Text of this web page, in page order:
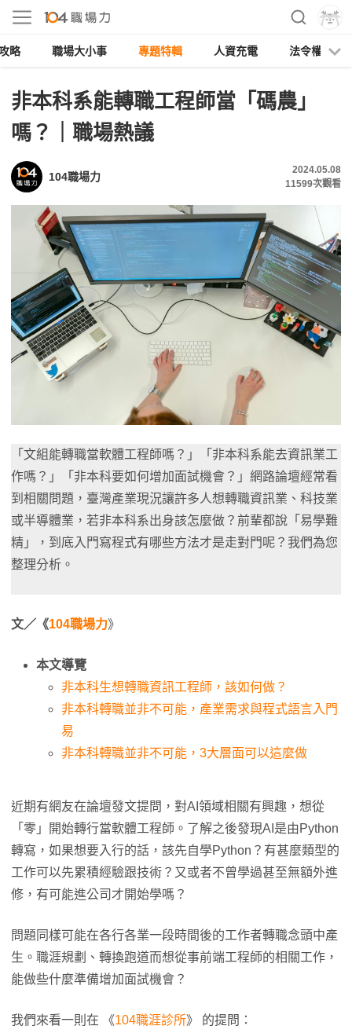
略 職場大小事 專題特輯 人資充電 法令權益
非本科系能轉職工程師當「碼農」
嗎？｜職場熱議
104職場力
2024.05.08
11599次觀看
「文組能轉職當軟體工程師嗎？」「非本科系能去資訊業工
作嗎？」「非本科要如何增加面試機會？」網路論壇經常看
到相關問題，臺灣產業現況讓許多人想轉職資訊業、科技業
或半導體業，若非本科系出身該怎麼做？前輩都說「易學難
精」，到底入門寫程式有哪些方法才是走對門呢？我們為您
整理分析。
文／《104職場力》
本文導覽
非本科生想轉職資訊工程師，該如何做？
非本科轉職並非不可能，產業需求與程式語言入門
易
非本科轉職並非不可能，3大層面可以這麼做
近期有網友在論壇發文提問，對AI領域相關有興趣，想從
「零」開始轉行當軟體工程師。了解之後發現AI是由Python
轉寫，如果想要入行的話，該先自學Python？有甚麼類型的
工作可以先累積經驗跟技術？又或者不曾學過甚至無額外進
修，有可能進公司才開始學嗎？
問題同樣可能在各行各業一段時間後的工作者轉職念頭中產
生。職涯規劃、轉換跑道而想從事前端工程師的相關工作，
能做些什麼準備增加面試機會？
我們來看一則在 《104職涯診所》 的提問：